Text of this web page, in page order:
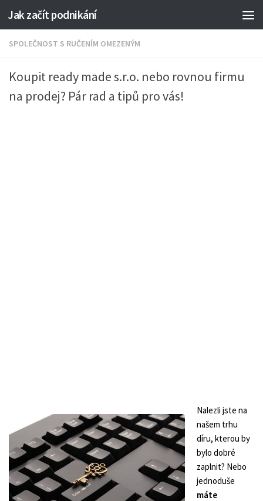
Jak začít podnikání
SPOLEČNOST S RUČENÍM OMEZENÝM
Koupit ready made s.r.o. nebo rovnou firmu
na prodej? Pár rad a tipů pro vás!
Nalezli jste na
našem trhu
díru, kterou by
bylo dobré
zaplnit? Nebo
jednoduše
máte